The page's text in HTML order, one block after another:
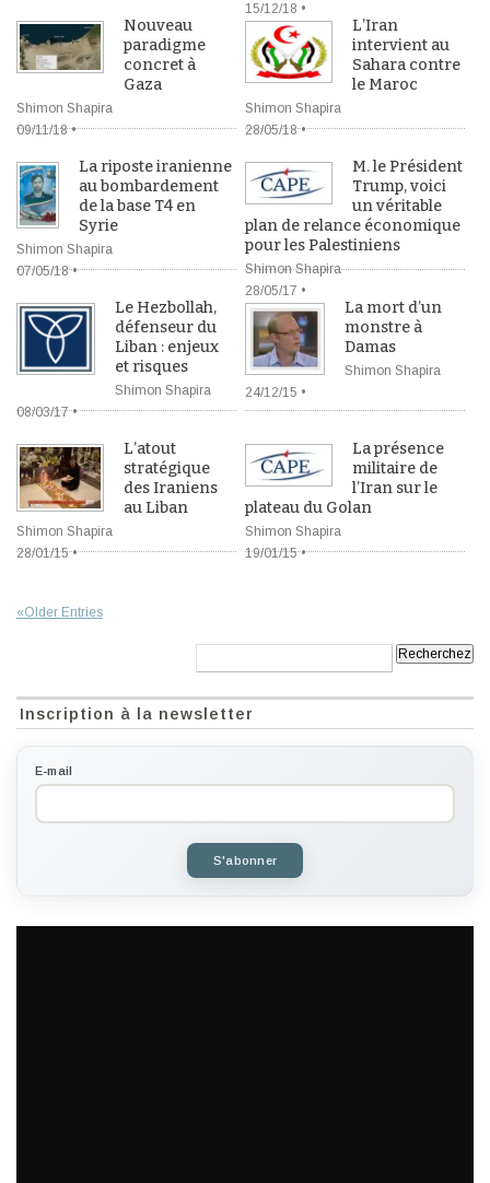
15/12/18 •
Nouveau
paradigme
concret à
Gaza
Shimon Shapira
09/11/18 •
L’Iran
intervient au
Sahara contre
le Maroc
Shimon Shapira
28/05/18 •
La riposte iranienne
au bombardement
de la base T4 en
Syrie
Shimon Shapira
07/05/18 •
M. le Président
Trump, voici
un véritable
plan de relance économique
pour les Palestiniens
Shimon Shapira
28/05/17 •
Le Hezbollah,
défenseur du
Liban : enjeux
et risques
Shimon Shapira
08/03/17 •
La mort d’un
monstre à
Damas
Shimon Shapira
24/12/15 •
L’atout
stratégique
des Iraniens
au Liban
Shimon Shapira
28/01/15 •
La présence
militaire de
l’Iran sur le
plateau du Golan
Shimon Shapira
19/01/15 •
«Older Entries
Inscription à la newsletter
E-mail
S'abonner